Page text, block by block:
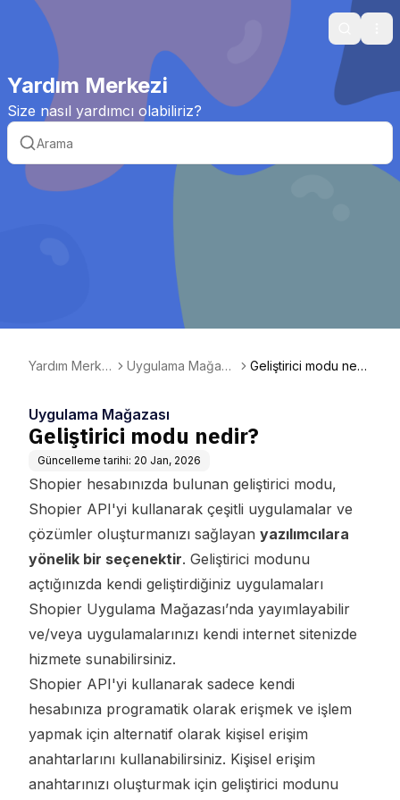
Search
Yardım Merkezi
Size nasıl yardımcı olabiliriz?
Yardım Merke
Uygulama Mağaza
Geliştirici modu nedi
Uygulama Mağazası
Geliştirici modu nedir?
Güncelleme tarihi: 20 Jan, 2026
Shopier hesabınızda bulunan geliştirici modu,
Shopier API'yi kullanarak çeşitli uygulamalar ve
çözümler oluşturmanızı sağlayan yazılımcılara
yönelik bir seçenektir. Geliştirici modunu
açtığınızda kendi geliştirdiğiniz uygulamaları
Shopier Uygulama Mağazası’nda yayımlayabilir
ve/veya uygulamalarınızı kendi internet sitenizde
hizmete sunabilirsiniz.
Shopier API'yi kullanarak sadece kendi
hesabınıza programatik olarak erişmek ve işlem
yapmak için alternatif olarak kişisel erişim
anahtarlarını kullanabilirsiniz. Kişisel erişim
anahtarınızı oluşturmak için geliştirici modunu